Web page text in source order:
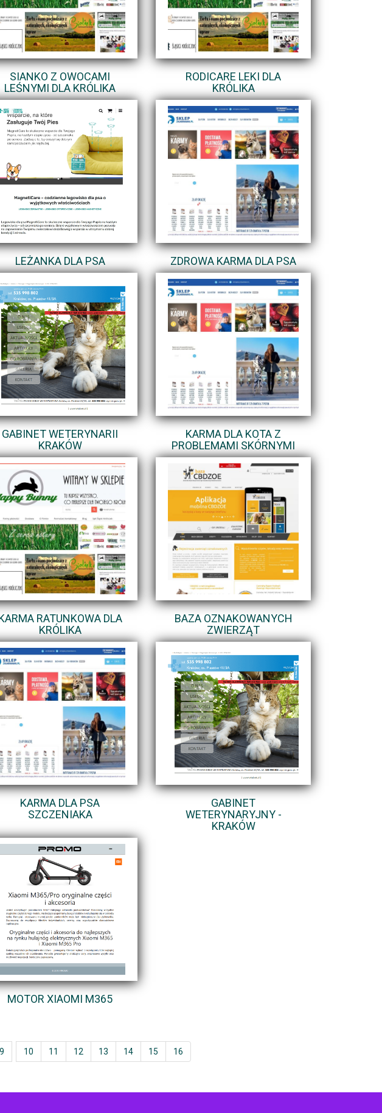
SIANKO Z OWOCAMI
LEŚNYMI DLA KRÓLIKA
RODICARE LEKI DLA
KRÓLIKA
LEŻANKA DLA PSA ZDROWA KARMA DLA PSA
GABINET WETERYNARII
KRAKÓW
KARMA DLA KOTA Z
PROBLEMAMI SKÓRNYMI
RATUNKOWA DLA
KRÓLIKA
BAZA OZNAKOWANYCH
ZWIERZĄT
KARMA DLA PSA
SZCZENIAKA
GABINET
WETERYNARYJNY -
KRAKÓW
MOTOR XIAOMI M365
9 10 11 12 13 14 15 16